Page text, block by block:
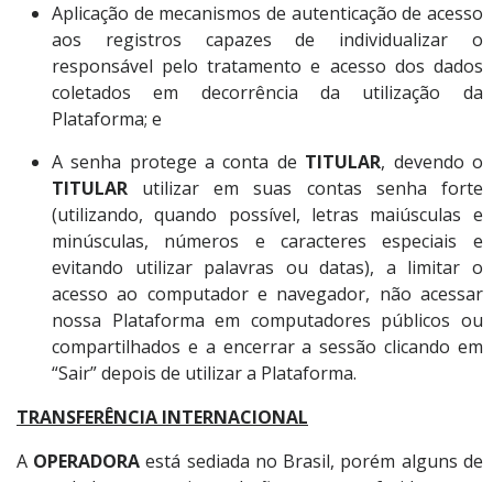
Aplicação de mecanismos de autenticação de acesso
aos registros capazes de individualizar o
responsável pelo tratamento e acesso dos dados
coletados em decorrência da utilização da
Plataforma; e
A senha protege a conta de TITULAR, devendo o
TITULAR utilizar em suas contas senha forte
(utilizando, quando possível, letras maiúsculas e
minúsculas, números e caracteres especiais e
evitando utilizar palavras ou datas), a limitar o
acesso ao computador e navegador, não acessar
nossa Plataforma em computadores públicos ou
compartilhados e a encerrar a sessão clicando em
“Sair” depois de utilizar a Plataforma.
TRANSFERÊNCIA INTERNACIONAL
A OPERADORA está sediada no Brasil, porém alguns de